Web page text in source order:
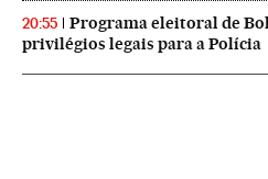
20:55
Programa eleitoral de
privilégios legais para a Polícia